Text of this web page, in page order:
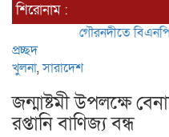
শিরোনাম :
গৌরনদীতে বিএনপি
প্রচ্ছদ
খুলনা,সারাদেশ
জন্মাষ্টমী উপলক্ষে
রপ্তানি বাণিজ্য বন্ধ